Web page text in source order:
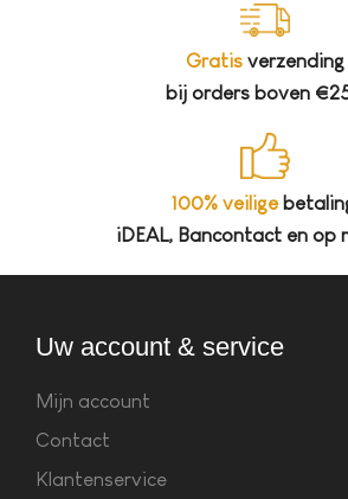
Gratis verzending
bij orders boven
100% veilige
iDEAL, Bancontact en op
Uw account & service
Mijn account
Contact
Klantenservice